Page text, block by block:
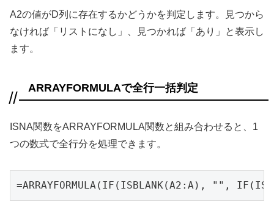
A2の値がD列に存在するかどうかを判定します。見つから
なければ「リストになし」、見つかれば「あり」と表示し
ます。
ARRAYFORMULAで全行一括判定
ISNA関数をARRAYFORMULA関数と組み合わせると、1
つの数式で全行分を処理できます。
=ARRAYFORMULA(IF(ISBLANK(A2:A), "",